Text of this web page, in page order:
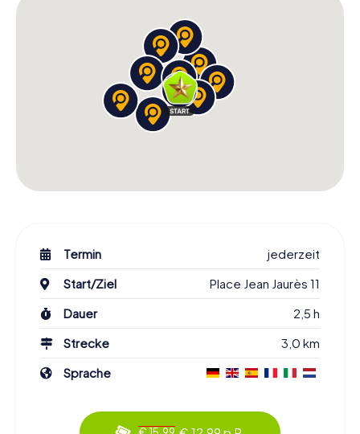
Termin
jederzeit
Start/Ziel
Place Jean Jaurès 11
Dauer
2,5 h
Strecke
3,0 km
Sprache